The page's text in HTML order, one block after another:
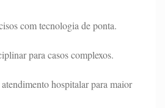
com tecnologia de ponta.
para casos complexos.
hospitalar para maior